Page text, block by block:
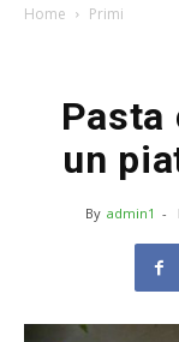
Home Primi
Pasta
un
By admin1 -